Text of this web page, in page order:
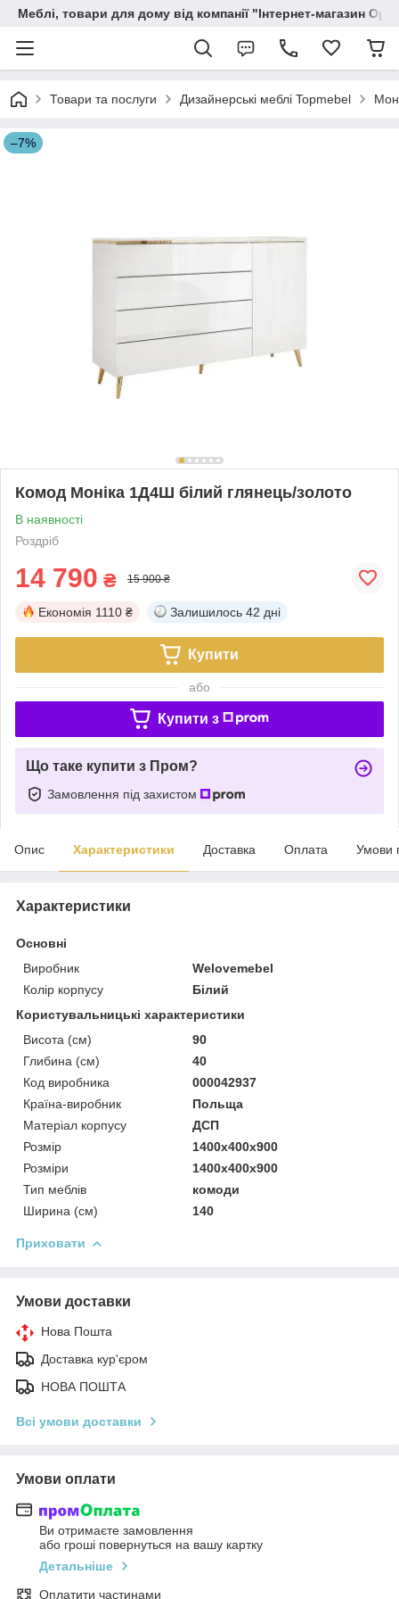
Меблі, товари для дому від компанії "Інтернет-магазин
Товари та послуги Дизайнерські меблі Topmebel
–7%
Комод Моніка 1Д4Ш білий глянець/золото
В наявності
Роздріб
14 790 ₴ 15 900 ₴
Економія 1110 ₴ Залишилось 42 дні
Купити
або
Купити з
Що таке купити з Пром?
Замовлення під захистом
Опис Характеристики Доставка Оплата Умови
Характеристики
Основні
Виробник
Welovemebel
Колір корпусу
Білий
Користувальницькі характеристики
Висота (см)
90
Глибина (см)
40
Код виробника
000042937
Країна-виробник
Польща
Матеріал корпусу
ДСП
Розмір
1400x400x900
Розміри
1400x400x900
Тип меблів
комоди
Ширина (см)
140
Приховати
Умови доставки
Нова Пошта
Доставка кур'єром
НОВА ПОШТА
Всі умови доставки
Умови оплати
Ви отримаєте замовлення
або гроші повернуться на вашу картку
Детальніше
Оплатити частинами